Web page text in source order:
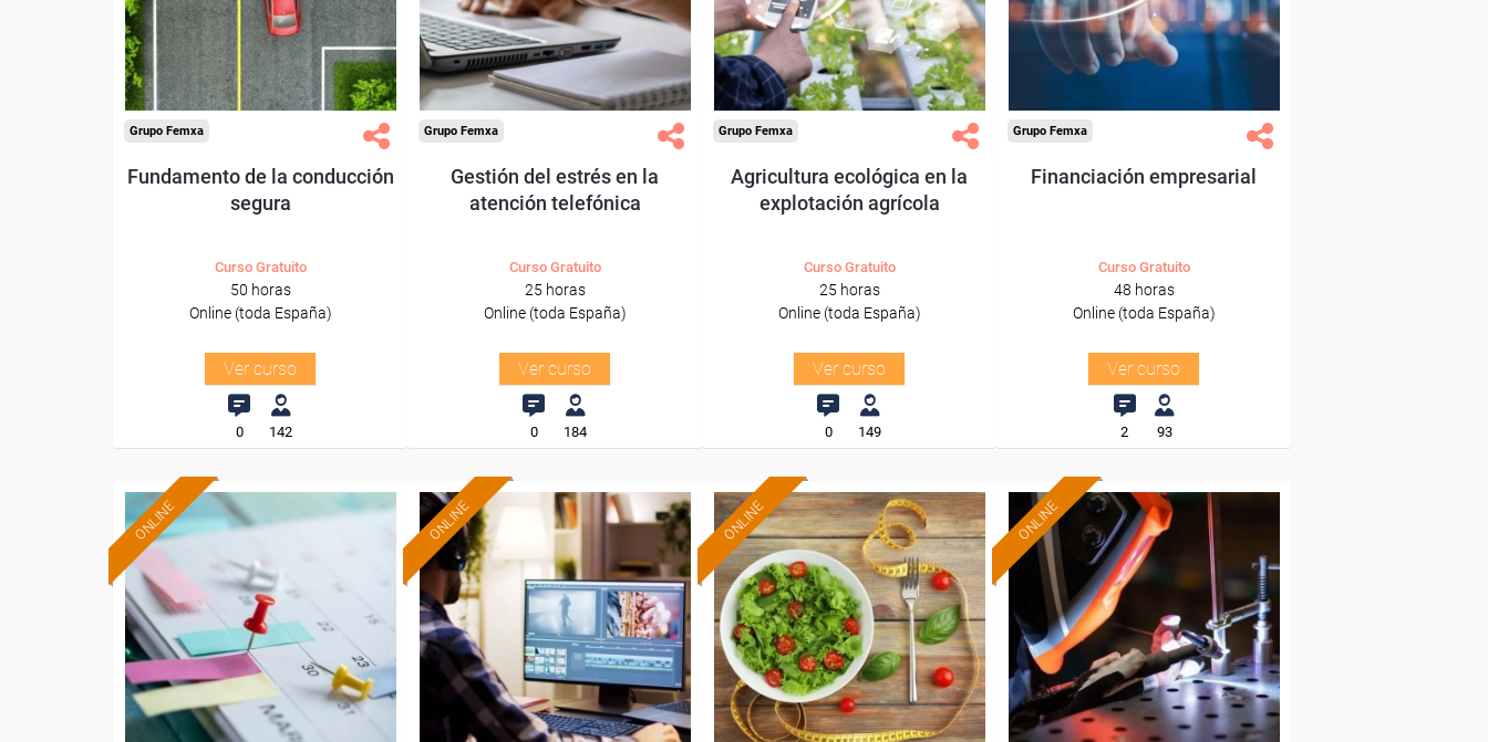
Sector
-Otros Servicios.
Grupo Femxa
Fundamento de la conducción
segura
Curso Gratuito
50 horas
Online (toda España)
Ver curso
0 142
Sector
-Otros Servicios.
Grupo Femxa
Gestión del estrés en la
atención telefónica
Curso Gratuito
25 horas
Online (toda España)
Ver curso
0 184
Sector
-Agricultura y Ganadería.
Grupo Femxa
Agricultura ecológica en la
explotación agrícola
Curso Gratuito
25 horas
Online (toda España)
Ver curso
0 149
Sector
-Finanzas y Seguros.
Grupo Femxa
Financiación empresarial
Curso Gratuito
48 horas
Online (toda España)
Ver curso
2 93
ONLINE
subvencionada.
Para desempleados,
trabajadores y autónomos.
Sector
-Comercio.
ONLINE
Formación 100%
subvencionada.
Para desempleados,
trabajadores y autónomos.
Sector
-Información, Comunicación
y Artes Gráficas.
ONLINE
Formación 100%
subvencionada.
Para desempleados,
trabajadores y autónomos.
Sector
-Hosteleria y Turismo.
ONLINE
Formación 100%
subvencionada.
Para desempleados,
trabajadores y autónomos.
Sector
-Metal.